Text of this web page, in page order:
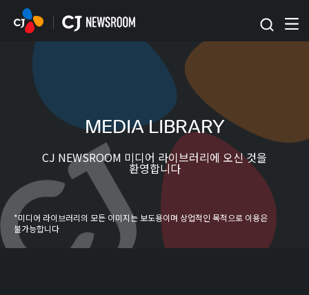
본문 바로가기
MEDIA LIBRARY
CJ NEWSROOM 미디어 라이브러리에 오신 것을
환영합니다
*미디어 라이브러리의 모든 이미지는 보도용이며 상업적인 목적으로 이용은
불가능합니다